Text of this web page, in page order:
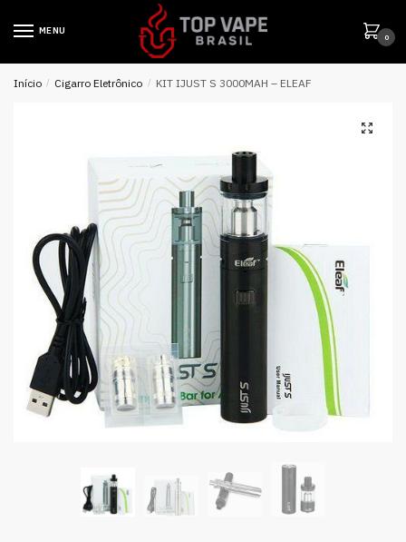
MENU
0
Início / Cigarro Eletrônico / KIT IJUST S 3000MAH – ELEAF